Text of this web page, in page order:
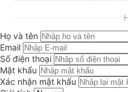
Họ và tên
Email
Số điện thoại
Mật khẩu
Xác nhận mật khẩu